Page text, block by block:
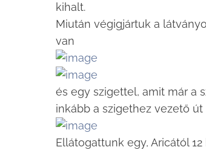
kihalt.
Miután végigjártuk a
van
és egy szigettel, amit már a
inkább a szigethez vezető
Ellátogattunk egy, Aricától